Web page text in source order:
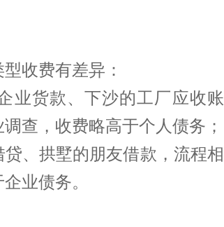
收费有差异：
业货款、下沙的工厂应收账
查，收费略高于个人债务；
、拱墅的朋友借款，流程相
业债务。